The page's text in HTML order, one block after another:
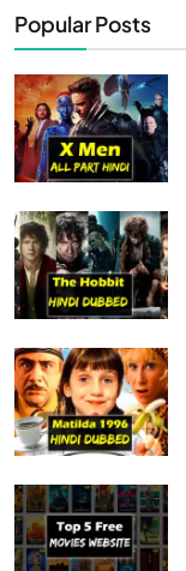
Popular Posts